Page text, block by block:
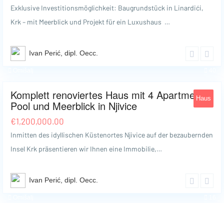
Exklusive Investitionsmöglichkeit: Baugrundstück in Linardići,
Krk – mit Meerblick und Projekt für ein Luxushaus …
Ivan Perić, dipl. Oecc.
Haus
Komplett renoviertes Haus mit 4 Apartments,
Pool und Meerblick in Njivice
€1,200,000.00
Inmitten des idyllischen Küstenortes Njivice auf der bezaubernden
Insel Krk präsentieren wir Ihnen eine Immobilie,…
Ivan Perić, dipl. Oecc.